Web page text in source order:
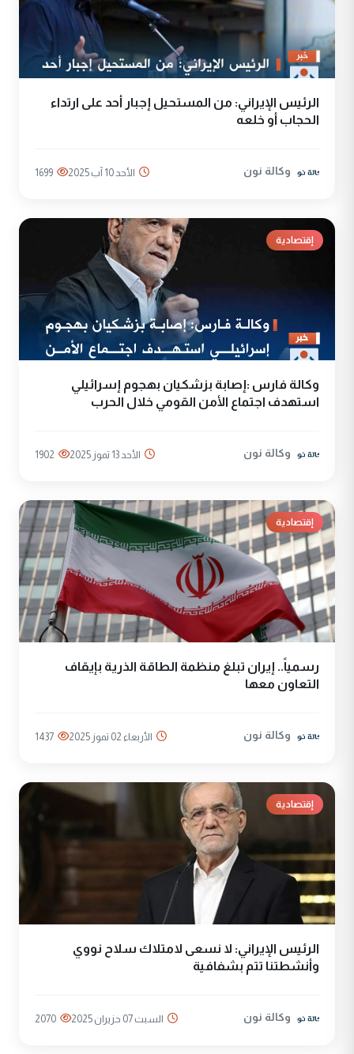
الرئيس الإيراني: من المستحيل إجبار أحد على ارتداء
الحجاب أو خلعه
وكالة نون الأحد 10 آب 2025 1699
إقتصادية
وكالة فارس :إصابة بزشكيان بهجوم إسرائيلي
استهدف اجتماع الأمن القومي خلال الحرب
وكالة نون الأحد 13 تموز 2025 1902
إقتصادية
رسمياً.. إيران تبلغ منظمة الطاقة الذرية بإيقاف
التعاون معها
وكالة نون الأربعاء 02 تموز 2025 1437
إقتصادية
الرئيس الإيراني: لا نسعى لامتلاك سلاح نووي
وأنشطتنا تتم بشفافية
وكالة نون السبت 07 حزيران 2025 2070